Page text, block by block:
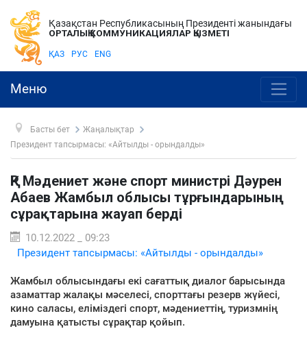
Қазақстан Республикасының Президенті жанындағы
ОРТАЛЫҚ КОММУНИКАЦИЯЛАР ҚЫЗМЕТІ
ҚАЗ РУС ENG
Меню
Басты бет
Жаңалықтар
Президент тапсырмасы: «Айтылды - орындалды»
ҚР Мәдениет және спорт министрі Дәурен
Абаев Жамбыл облысы тұрғындарының
сұрақтарына жауап берді
10.12.2022 _ 09:23
Президент тапсырмасы: «Айтылды - орындалды»
Жамбыл облысындағы екі сағаттық диалог барысында
азаматтар жалақы мәселесі, спорттағы резерв жүйесі,
кино саласы, еліміздегі спорт, мәдениеттің, туризмнің
дамуына қатысты сұрақтар қойып.